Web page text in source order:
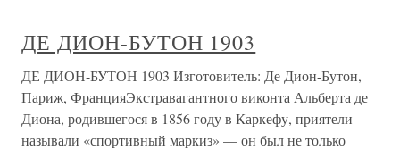
ДЕ ДИОН-БУТОН 1903
ДЕ ДИОН-БУТОН 1903 Изготовитель: Де Дион-Бутон,
Париж, ФранцияЭкстравагантного виконта Альберта де
Диона, родившегося в 1856 году в Каркефу, приятели
называли «спортивный маркиз» — он был не только